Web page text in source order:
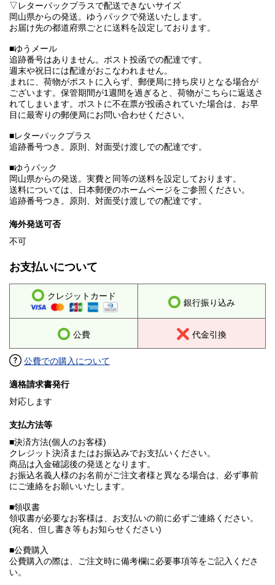
▽レターパックプラスで配送できないサイズ
岡山県からの発送。ゆうパックで発送いたします。
お届け先の都道府県ごとに送料を設定しております。
■ゆうメール
追跡番号はありません。ポスト投函での配達です。
週末や祝日には配達がおこなわれません。
まれに、荷物がポストに入らず、郵便局に持ち戻りとなる場合が
ございます。保管期間が1週間を過ぎると、荷物がこちらに返送さ
れてしまいます。ポストに不在票が投函されていた場合は、お早
目に最寄りの郵便局にお問い合わせください。
■レターパックプラス
追跡番号つき。原則、対面受け渡しでの配達です。
■ゆうパック
岡山県からの発送。実費と同等の送料を設定しております。
送料については、日本郵便のホームページをご参照ください。
追跡番号つき。原則、対面受け渡しでの配達です。
海外発送可否
不可
お支払いについて
クレジットカード
銀行振り込み
公費 代金引換
公費での購入について
適格請求書発行
対応します
支払方法等
■決済方法(個人のお客様)
クレジット決済またはお振込みでお支払いください。
商品は入金確認後の発送となります。
お振込名義人様のお名前がご注文者様と異なる場合は、必ず事前
にご連絡をお願いいたします。
■領収書
領収書が必要なお客様は、お支払いの前に必ずご連絡ください。
(宛名、但し書き等もお知らせください)
■公費購入
公費購入の際は、ご注文時に備考欄に必要事項等をご記入くださ
い。